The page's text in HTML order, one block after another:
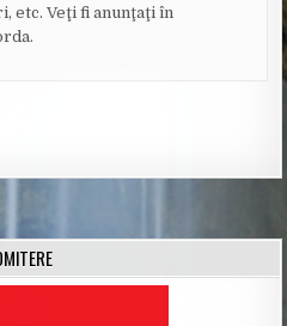
etc. Veţi fi anunţaţi în